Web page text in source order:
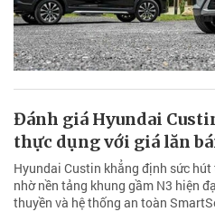
Đánh giá Hyundai
thực dụng với giá lăn
Hyundai Custin khẳng định sức
nhờ nền tảng khung gầm N3 hiện
thuyền và hệ thống an toàn